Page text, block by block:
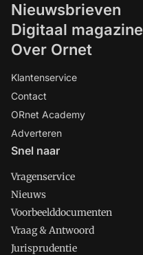
Nieuwsbrieven
Digitaal magazine
Over Ornet
Klantenservice
Contact
ORnet Academy
Adverteren
Snel naar
Vragenservice
Nieuws
Voorbeelddocumenten
Vraag & Antwoord
Jurisprudentie